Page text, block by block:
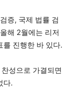
증, 국제 법률 검
해 2월에는 리저
를 진행한 바 있다.
성으로 가결되면
다.